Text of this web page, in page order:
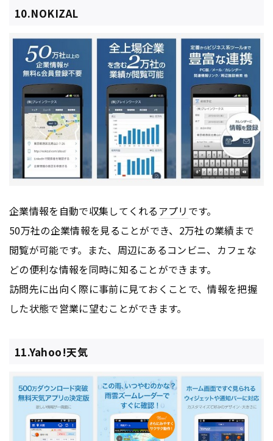
10.NOKIZAL
企業情報を自動で収集してくれるアプリ です。
50万社の企業情報を見ることができ、2万社の業績まで
閲覧が可能です。また、周辺にあるコンビニ、カフェな
どの便利な情報を同時に知ることができます。
訪問先に出向く際に事前に見ておくことで、情報を把握
した状態で営業に望むことができます。
11.Yahoo!天気